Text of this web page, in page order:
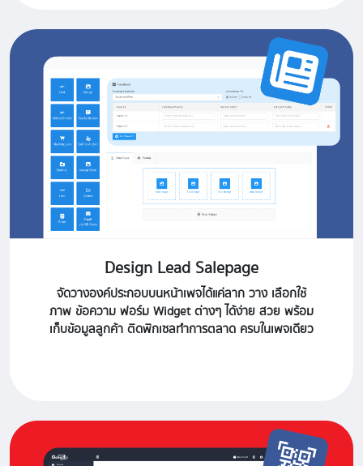
Design Lead Salepage
จัดวางองค์ประกอบบนหน้าเพจได้แค่ลาก วาง เลือกใช้
ภาพ ข้อความ ฟอร์ม Widget ต่างๆ ได้ง่าย สวย พร้อม
เก็บข้อมูลลูกค้า ติดพิกเซลทำการตลาด ครบในเพจเดียว